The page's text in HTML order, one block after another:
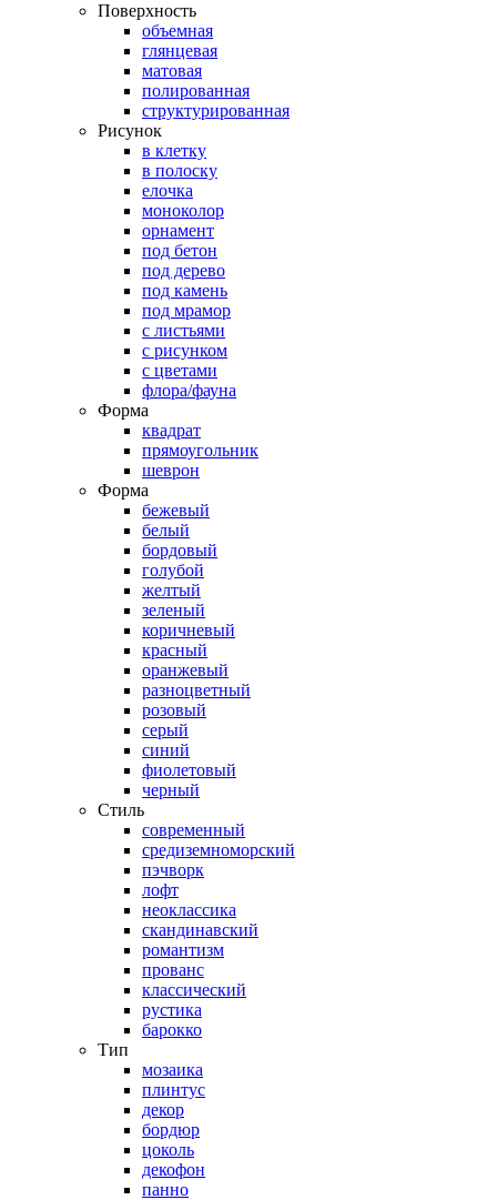
Поверхность
объемная
глянцевая
матовая
полированная
структурированная
Рисунок
в клетку
в полоску
елочка
моноколор
орнамент
под бетон
под дерево
под камень
под мрамор
с листьями
с рисунком
с цветами
флора/фауна
Форма
квадрат
прямоугольник
шеврон
Форма
бежевый
белый
бордовый
голубой
желтый
зеленый
коричневый
красный
оранжевый
разноцветный
розовый
серый
синий
фиолетовый
черный
Стиль
современный
средиземноморский
пэчворк
лофт
неоклассика
скандинавский
романтизм
прованс
классический
рустика
барокко
Тип
мозаика
плинтус
декор
бордюр
цоколь
декофон
панно